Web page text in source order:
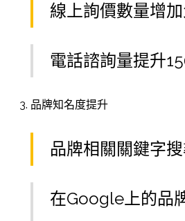
線上詢價數量增
電話諮詢量提升
品牌知名度提升
品牌相關關鍵字
在Google上的品